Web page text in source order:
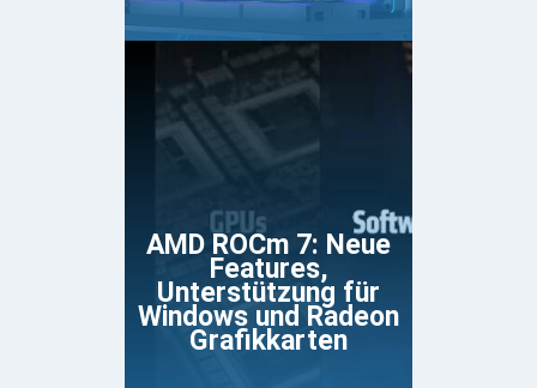
AMD ROCm 7: Neue
Features,
Unterstützung für
Windows und Radeon
Grafikkarten